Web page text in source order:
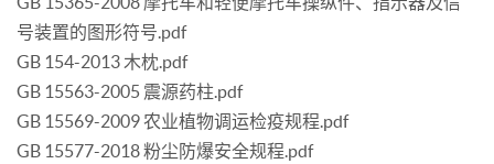
号装置的图形符号.pdf
GB 154-2013 木枕.pdf
GB 15563-2005 震源药柱.pdf
GB 15569-2009 农业植物调运检疫规程.pdf
GB 15577-2018 粉尘防爆安全规程.pdf